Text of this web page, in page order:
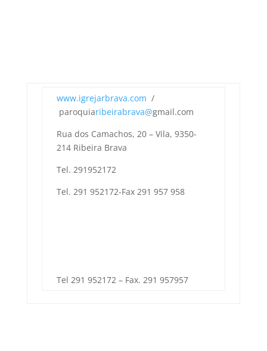
www.igrejarbrava.com /
paroquiaribeirabrava@gmail.com
Rua dos Camachos, 20 – Vila, 9350-
214 Ribeira Brava
Tel. 291952172
Tel. 291 952172-Fax 291 957 958
Tel 291 952172 – Fax. 291 957957